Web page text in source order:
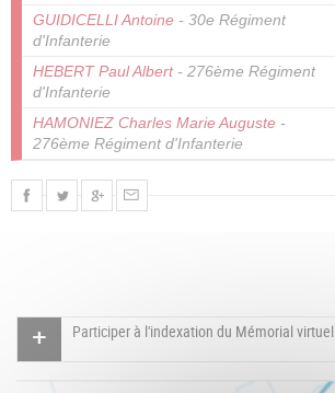
GUIDICELLI Antoine - 30e Régiment
d'Infanterie
HEBERT Paul Albert- 276ème Régiment
d'Infanterie
HAMONIEZ Charles Marie Auguste -
276ème Régiment d'Infanterie
Participer à l'indexation du Mémorial virtuel